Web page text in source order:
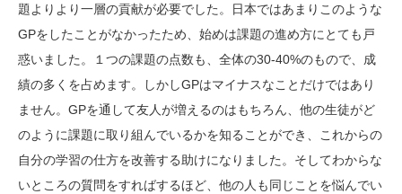
題よりより一層の貢献が必要でした。日本ではあまりこのような
GPをしたことがなかったため、始めは課題の進め方にとても戸
惑いました。１つの課題の点数も、全体の30-40%のもので、成
績の多くを占めます。しかしGPはマイナスなことだけではあり
ません。GPを通して友人が増えるのはもちろん、他の生徒がど
のように課題に取り組んでいるかを知ることができ、これからの
自分の学習の仕方を改善する助けになりました。そしてわからな
いところの質問をすればするほど、他の人も同じことを悩んでい